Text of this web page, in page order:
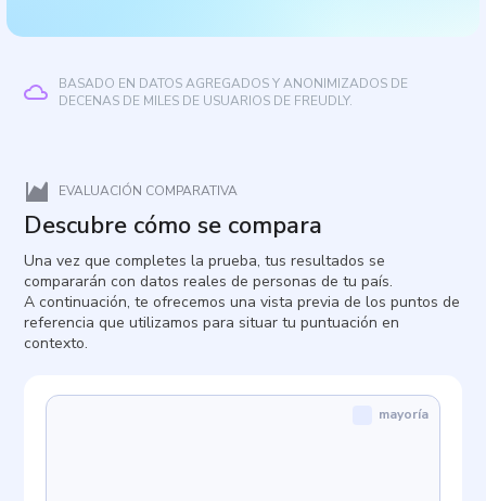
BASADO EN DATOS AGREGADOS Y ANONIMIZADOS DE
DECENAS DE MILES DE USUARIOS DE FREUDLY.
EVALUACIÓN COMPARATIVA
Descubre cómo se compara
Una vez que completes la prueba, tus resultados se
compararán con datos reales de personas de tu país.
A continuación, te ofrecemos una vista previa de los puntos de
referencia que utilizamos para situar tu puntuación en
contexto.
mayoría